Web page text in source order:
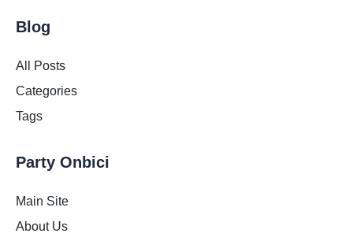
Blog
All Posts
Categories
Tags
Party Onbici
Main Site
About Us